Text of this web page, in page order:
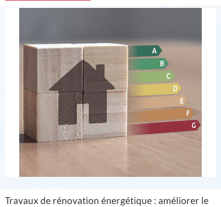
Travaux de rénovation énergétique : améliorer le